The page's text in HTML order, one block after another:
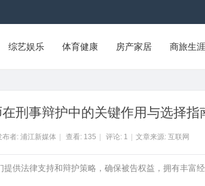
综艺娱乐 体育健康 房产家居 商旅生涯
刑事辩护中的关键作用与选择指
布者: 浦江新媒体 查看: 135 评论: 1 文章来源: 互联网
供法律支持和辩护策略，确保被告权益，拥有丰富